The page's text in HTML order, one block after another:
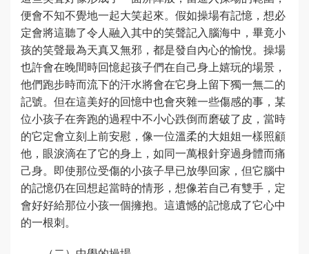
便會不知不覺地一起大笑起來。假如操場有記憶，想必
定會將這聽了令人融入其中的笑聲記入腦海中，畢竟小
孩的笑聲最為天真又無邪，都是發自內心的愉悅。操場
也許會在晚間時回憶起孩子們在自己身上嬉玩的場景，
他們跑步時而流下的汗水將會在它身上留下獨一無二的
記號。但在這美好的回憶中也會夾雜一些傷感的事，某
位小孩子在奔跑的過程中不小心跌倒而磨破了皮，當時
的它定會立刻上前安慰，像一位溫柔的大姐姐一樣照顧
他，眼淚滴在了它的身上，如同一萬根針穿過身體而痛
己身。即使那位受傷的小孩子早已放學回家，但它腦中
的記憶仍在回想起當時的情形，想像若自己有雙手，定
會好好給那位小孩一個擁抱。這遺憾的記憶成了它心中
的一根刺。